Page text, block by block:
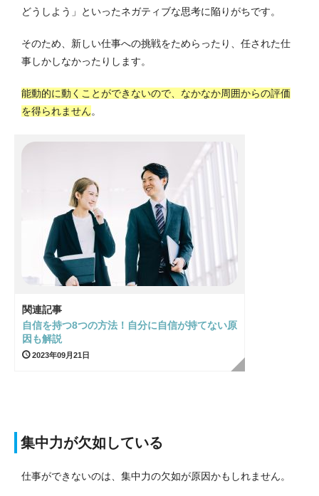
どうしよう」といったネガティブな思考に陥りがちです。
そのため、新しい仕事への挑戦をためらったり、任された仕
事しかしなかったりします。
能動的に動くことができないので、なかなか周囲からの評価
を得られません。
関連記事
自信を持つ8つの方法！自分に自信が持てない原
因も解説
2023年09月21日
集中力が欠如している
仕事ができないのは、集中力の欠如が原因かもしれません。